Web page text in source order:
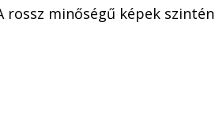
rossz minőségű képek szintén